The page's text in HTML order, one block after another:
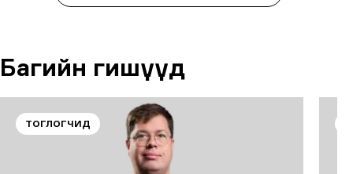
Багийн гишүүд
ТОГЛОГЧИД